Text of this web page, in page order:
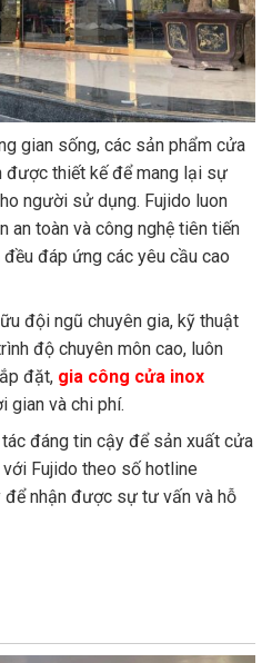
gian sống, các sản phẩm cửa
được thiết kế để mang lại sự
người sử dụng. Fujido luon
an toàn và công nghệ tiên tiến
đáp ứng các yêu cầu cao
đội ngũ chuyên gia, kỹ thuật
độ chuyên môn cao, luôn
đặt, gia công cửa inox
gian và chi phí.
đáng tin cậy để sản xuất cửa
Fujido theo số hotline
để nhận được sự tư vấn và hỗ